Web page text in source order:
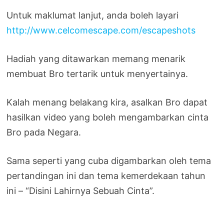
Untuk maklumat lanjut, anda boleh layari
http://www.celcomescape.com/escapeshots
Hadiah yang ditawarkan memang menarik
membuat Bro tertarik untuk menyertainya.
Kalah menang belakang kira, asalkan Bro dapat
hasilkan video yang boleh mengambarkan cinta
Bro pada Negara.
Sama seperti yang cuba digambarkan oleh tema
pertandingan ini dan tema kemerdekaan tahun
ini – “Disini Lahirnya Sebuah Cinta”.